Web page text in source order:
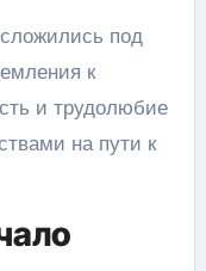
под
к
и трудолюбие
на пути к